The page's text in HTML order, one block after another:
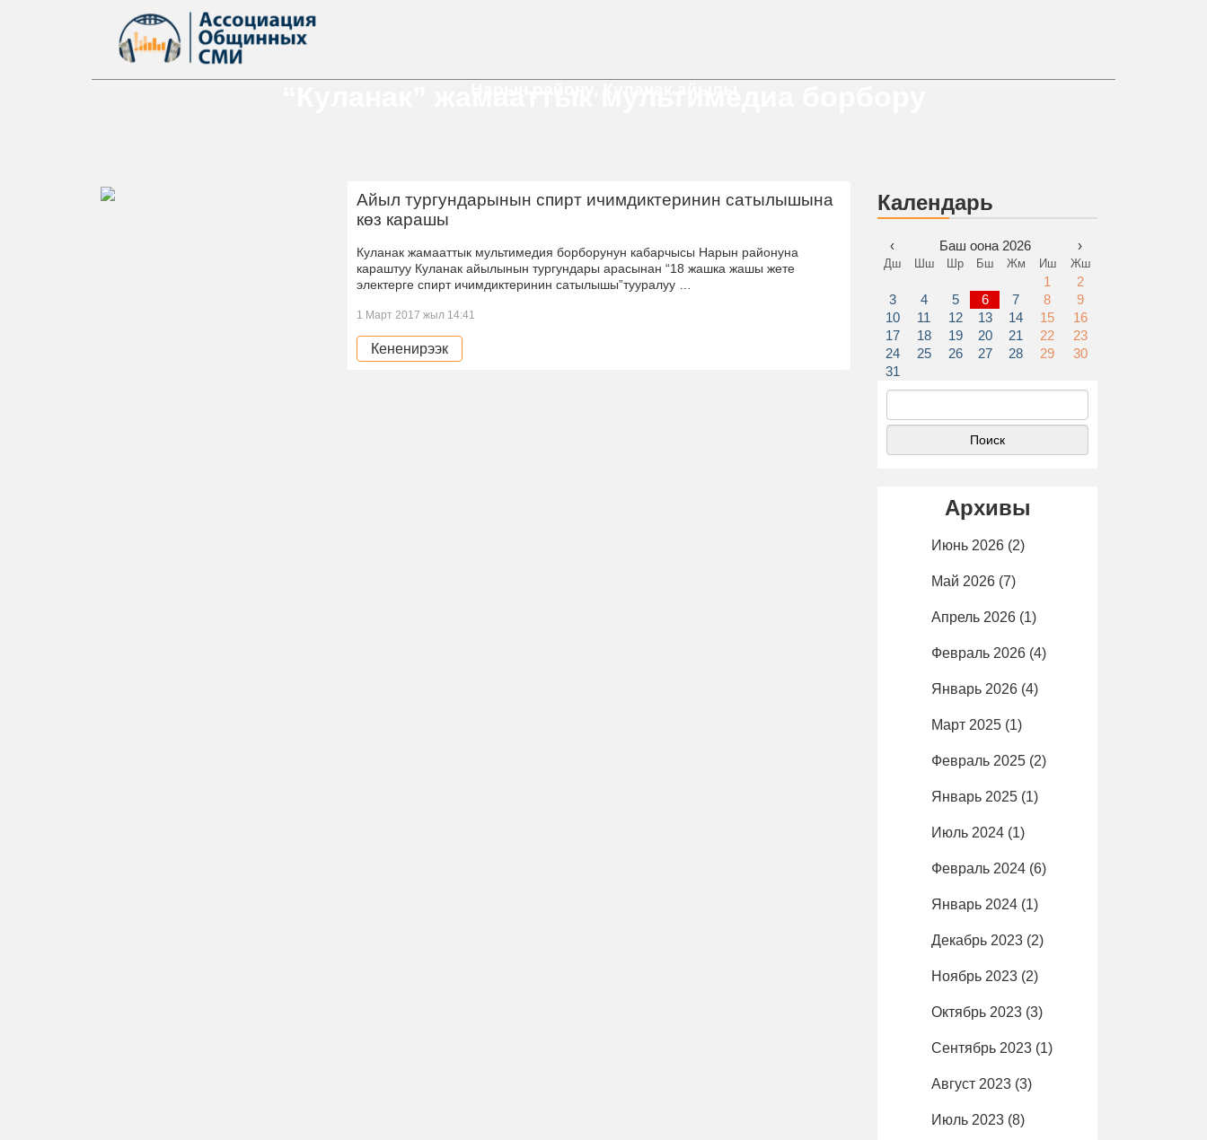
Айыл тургундарынын спирт ичимдиктеринин сатылышына
көз карашы
Куланак жамааттык мультимедия борборунун кабарчысы Нарын районуна
караштуу Куланак айылынын тургундары арасынан “18 жашка жашы жете
электерге спирт ичимдиктеринин сатылышы”тууралуу …
1 Март 2017 жыл 14:41
Кененирээк
Календарь
‹ Баш оона 2026 ›
Дш Шш Шр Бш Жм Иш Жш
1
2
3
4 5 6 7 8
9
10
11 12 13 14 15
16
17
18 19 20 21 22
23
24
25 26 27 28 29
30
31
Найти:
Архивы
Июнь 2026 (2)
Май 2026 (7)
Апрель 2026 (1)
Февраль 2026 (4)
Январь 2026 (4)
Март 2025 (1)
Февраль 2025 (2)
Январь 2025 (1)
Июль 2024 (1)
Февраль 2024 (6)
Январь 2024 (1)
Декабрь 2023 (2)
Ноябрь 2023 (2)
Октябрь 2023 (3)
Сентябрь 2023 (1)
Август 2023 (3)
Июль 2023 (8)